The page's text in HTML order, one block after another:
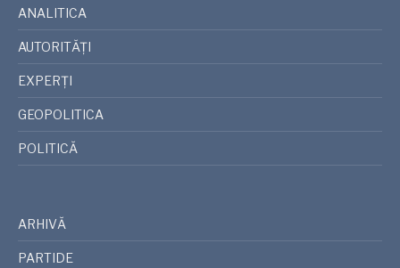
ANALITICA
AUTORITĂȚI
EXPERȚI
GEOPOLITICA
POLITICĂ
ARHIVĂ
PARTIDE